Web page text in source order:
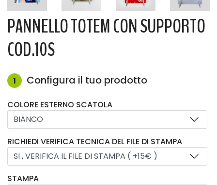
PANNELLO TOTEM CON SUPPORTO
COD.10S
1 Configura il tuo prodotto
COLORE ESTERNO SCATOLA
RICHIEDI VERIFICA TECNICA DEL FILE DI STAMPA
STAMPA